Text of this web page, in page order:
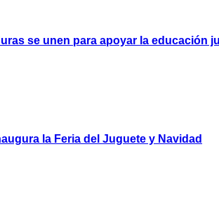
se unen para apoyar la educación
la Feria del Juguete y Navidad